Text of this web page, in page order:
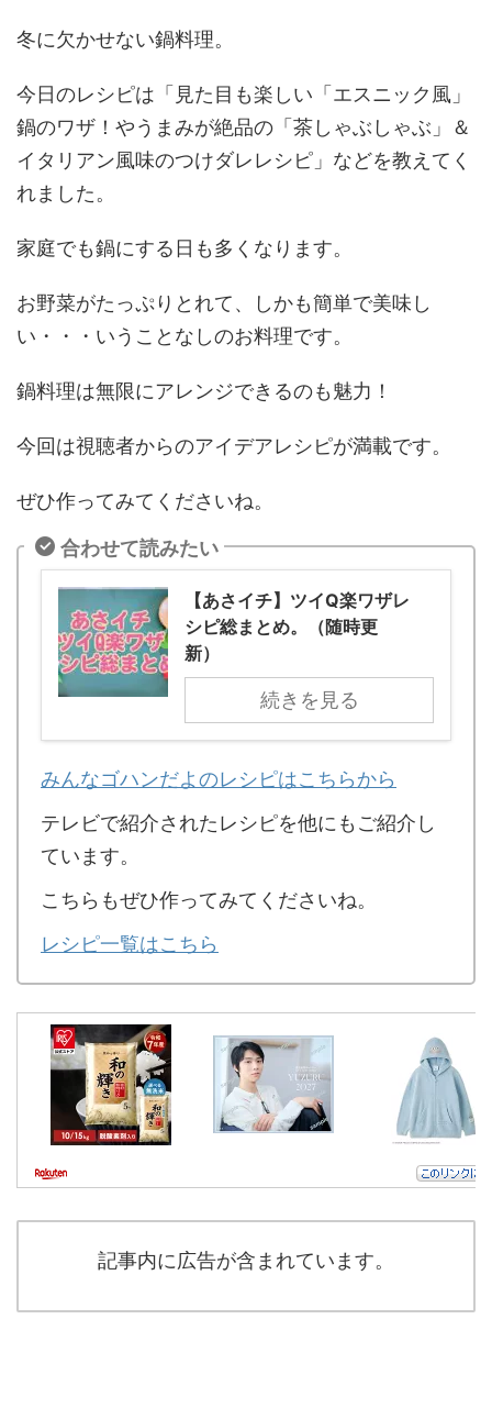
冬に欠かせない鍋料理。
今日のレシピは「見た目も楽しい「エスニック風」
鍋のワザ！やうまみが絶品の「茶しゃぶしゃぶ」＆
イタリアン風味のつけダレレシピ」などを教えてく
れました。
家庭でも鍋にする日も多くなります。
お野菜がたっぷりとれて、しかも簡単で美味し
い・・・いうことなしのお料理です。
鍋料理は無限にアレンジできるのも魅力！
今回は視聴者からのアイデアレシピが満載です。
ぜひ作ってみてくださいね。
合わせて読みたい
【あさイチ】ツイQ楽ワザレ
シピ総まとめ。（随時更
新）
続きを見る
みんなゴハンだよのレシピはこちらから
テレビで紹介されたレシピを他にもご紹介し
ています。
こちらもぜひ作ってみてくださいね。
レシピ一覧はこちら
記事内に広告が含まれています。